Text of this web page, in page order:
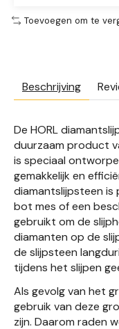
Toevoegen om te
Beschrijving
De HORL
duurzaam product
is speciaal
gemakkelijk en
diamantslijpsteen
bot mes of een
gebruikt om de
diamanten op de
de slijpsteen
tijdens het slijpen
Als gevolg van het
gebruik van deze
zijn. Daarom raden